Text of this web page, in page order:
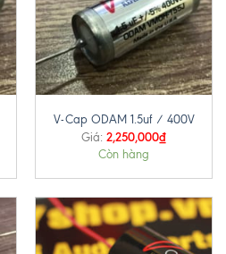
V-Cap ODAM 1.5uf / 400V
Giá: 2,250,000₫
Còn hàng